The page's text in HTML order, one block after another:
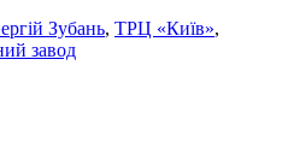
Зубань, ТРЦ «Київ»,
завод